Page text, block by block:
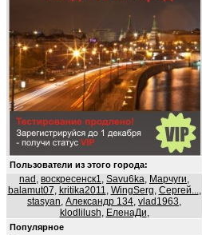
Пользователи из этого города:
nad , воскресенск1, Savu6ka, Марчуги,
balamut07, kritika2011, WingSerg, Сергей...,
stasyan, Александр 134, vlad1963,
klodlilush, ЕленаДи,
Популярное